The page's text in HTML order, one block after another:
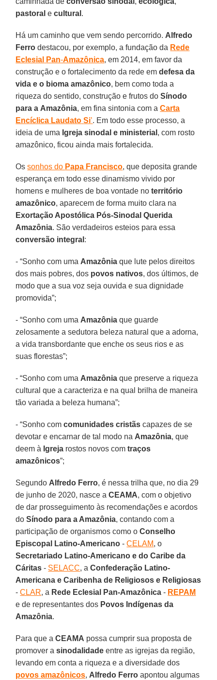
pastoral ecultural .
Há um caminho que vem sendo percorrido. Alfredo
Ferro destacou, por exemplo, a fundação da Rede
Eclesial
Pan-Amazônica, em 2014, em favor da
construção e o fortalecimento da rede emdefesa da
vida e o bioma amazônico, bem como toda a
riqueza do sentido, construção e frutos doSínodo
para a Amazônia, em fina sintonia com aCarta
Encíclica Laudato Si’. Em todo esse processo, a
ideia de uma Igreja sinodal e ministerial , com rosto
amazônico, ficou ainda mais fortalecida.
Ossonhos do Papa Francisco, que deposita grande
esperança em todo esse dinamismo vivido por
homens e mulheres de boa vontade noterritório
amazônico, aparecem de forma muito clara na
Exortação Apostólica Pós-Sinodal Querida
Amazônia. São verdadeiros esteios para essa
conversão integral :
- “Sonho com uma Amazônia que lute pelos direitos
dos mais pobres, dos povos nativos, dos últimos, de
modo que a sua voz seja ouvida e sua dignidade
promovida”;
- “Sonho com uma Amazônia que guarde
zelosamente a sedutora beleza natural que a adorna,
a vida transbordante que enche os seus rios e as
suas florestas”;
- “Sonho com uma Amazônia que preserve a riqueza
cultural que a caracteriza e na qual brilha de maneira
tão variada a beleza humana”;
- “Sonho comcomunidades cristãs capazes de se
devotar e encarnar de tal modo na Amazônia, que
deem à Igreja rostos novos comtraços
amazônicos”;
Segundo Alfredo Ferro, é nessa trilha que, no dia 29
de junho de 2020, nasce aCEAMA, com o objetivo
de dar prosseguimento às recomendações e acordos
doSínodo para a Amazônia, contando com a
participação de organismos como oConselho
Episcopal Latino-Americano -CELAM, o
Secretariado Latino-Americano e do Caribe da
Cáritas - SELACC, aConfederação Latino-
Americana e Caribenha de Religiosos e Religiosas
-CLAR, a Rede Eclesial Pan-Amazônica - REPAM
e de representantes dos Povos Indígenas da
Amazônia.
Para que aCEAMA possa cumprir sua proposta de
promover asinodalidade entre as igrejas da região,
levando em conta a riqueza e a diversidade dos
povos amazônicos, Alfredo Ferro apontou algumas